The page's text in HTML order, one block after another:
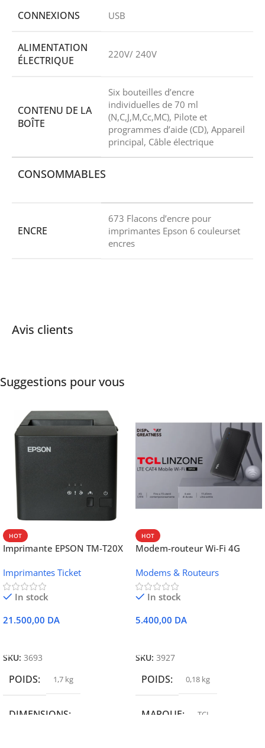
CONNEXIONS USB
ALIMENTATION
ÉLECTRIQUE
220V/ 240V
CONTENU DE LA
BOÎTE
Six bouteilles d’encre
individuelles de 70 ml
(N,C,J,M,Cc,MC), Pilote et
programmes d’aide (CD), Appareil
principal, Câble électrique
CONSOMMABLES
ENCRE
673 Flacons d’encre pour
imprimantes Epson 6 couleurset
encres
Avis clients
Suggestions pour vous
HOT
Imprimante EPSON TM-T20X
Ethernet
Imprimantes Ticket
In stock
21.500,00 DA
SKU: 3693
POIDS 1,7 kg
DIMENSIONS
HOT
Modem-routeur Wi-Fi 4G
Modems & Routeurs
In stock
5.400,00 DA
SKU: 3927
POIDS 0,18 kg
MARQUE TCL